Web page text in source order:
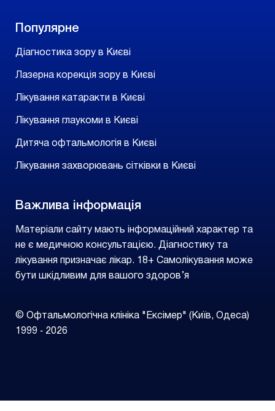
Популярне
Діагностика зору в Києві
Лазерна корекція зору в Києві
Лікування катаракти в Києві
Лікування глаукоми в Києві
Дитяча офтальмологія в Києві
Лікування захворювань сітківки в Києві
Важлива інформація
Матеріали сайту мають інформаційний характер та
не є медичною консультацією. Діагностику та
лікування призначає лікар. 18+ Самолікування може
бути шкідливим для вашого здоров’я
© Офтальмологічна клініка "Ексімер" (Київ, Одеса)
1999 ‑ 2026